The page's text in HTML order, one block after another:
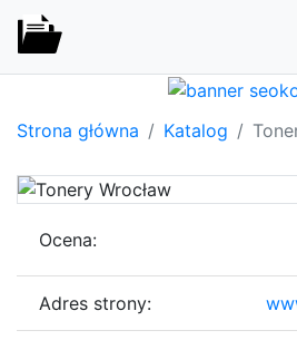
Strona główna Katalog
Ocena:
Adres strony: